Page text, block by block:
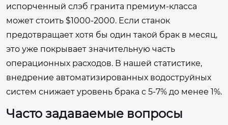
испорченный слэб гранита премиум-класса
может стоить $1000-2000. Если станок
предотвращает хотя бы один такой брак в месяц,
это уже покрывает значительную часть
операционных расходов. В нашей статистике,
внедрение автоматизированных водоструйных
систем снижает уровень брака с 5-7% до менее 1%.
Часто задаваемые вопросы